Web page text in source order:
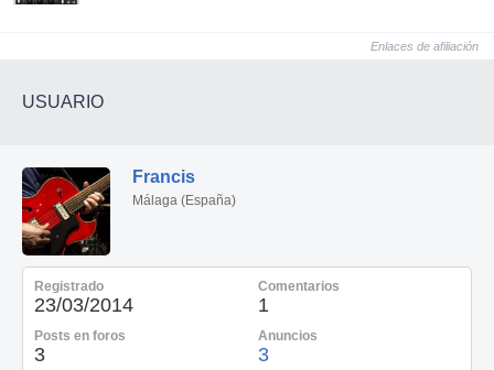
Enlaces de afiliación
USUARIO
Francis
Málaga (España)
Registrado
23/03/2014
Comentarios
1
Posts en foros
3
Anuncios
3